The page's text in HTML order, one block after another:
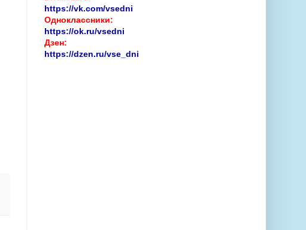
https://vk.com/vsedni
Одноклассники:
https://ok.ru/vsedni
Дзен:
https://dzen.ru/vse_dni